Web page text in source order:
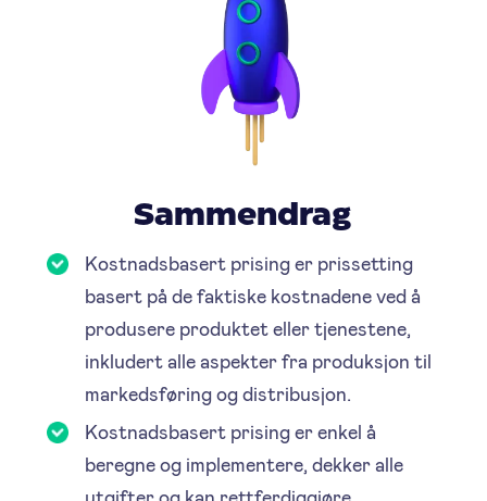
Sammendrag
Kostnadsbasert prising er prissetting
basert på de faktiske kostnadene ved å
produsere produktet eller tjenestene,
inkludert alle aspekter fra produksjon til
markedsføring og distribusjon.
Kostnadsbasert prising er enkel å
beregne og implementere, dekker alle
utgifter og kan rettferdiggjøre